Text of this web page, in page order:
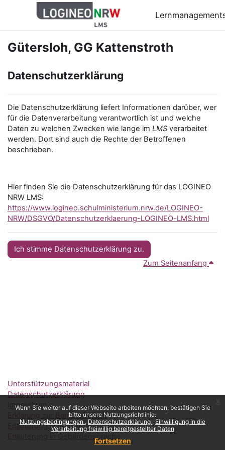
Zum Hauptinhalt
Wenn Sie weiter auf dieser Webseite arbeiten möchten, bestätigen Sie
bitte unsere Nutzungsrichtlinie:
Nutzungsbedingungen
Datenschutzerklärung
Einwilligung in die
Verarbeitung freiwillig bereitgestellter Daten
Fortsetzen
Gütersloh, GG Kattenstroth
Datenschutzerklärung
Die Datenschutzerklärung liefert Informationen darüber, wer
für die Datenverarbeitung verantwortlich ist und welche
Daten zu welchen Zwecken wie lange im LMS verarbeitet
werden. Dort sind auch die Rechte der Betroffenen
beschrieben.
Hier finden Sie die Datenschutzerklärung für das LOGINEO
NRW LMS:
https://www.logineo.schulministerium.nrw.de/LOGINEO-
NRW/DSGVO/Datenschutzerklaerung-LOGINEO-LMS.html
Ich stimme Datenschutzerklärung zu.
Zum Seitenanfang
Unterstützungsmaterial
Datenschutzerklärung
Impressum
Erklärung zur Barrierefreiheit
Erläuterung in Leichter Sprache
Erläuterung in Gebärdensprache